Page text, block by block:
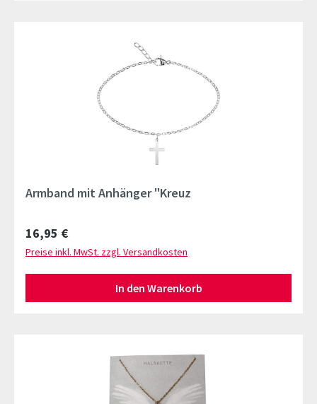
Armband mit Anhänger "Kreuz
Regulärer Preis:
16,95 €
Preise inkl. MwSt. zzgl. Versandkosten
In den Warenkorb